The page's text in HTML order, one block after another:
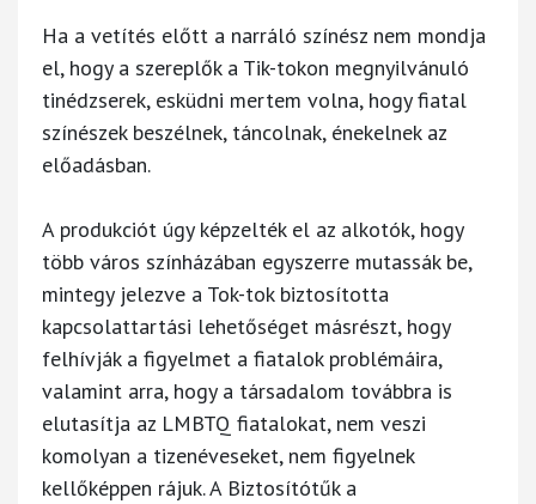
Ha a vetítés előtt a narráló színész nem mondja
el, hogy a szereplők a Tik-tokon megnyilvánuló
tinédzserek, esküdni mertem volna, hogy fiatal
színészek beszélnek, táncolnak, énekelnek az
előadásban.
A produkciót úgy képzelték el az alkotók, hogy
több város színházában egyszerre mutassák be,
mintegy jelezve a Tok-tok biztosította
kapcsolattartási lehetőséget másrészt, hogy
felhívják a figyelmet a fiatalok problémáira,
valamint arra, hogy a társadalom továbbra is
elutasítja az LMBTQ fiatalokat, nem veszi
komolyan a tizenéveseket, nem figyelnek
kellőképpen rájuk. A Biztosítótűk a